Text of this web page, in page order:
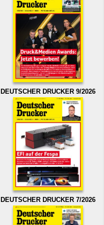
DEUTSCHER DRUCKER 9/2026
DEUTSCHER DRUCKER 7/2026